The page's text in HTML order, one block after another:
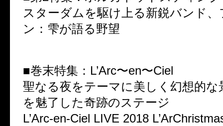
スターダムを駆け上る新鋭バンド
ン：雫が語る野望
■巻末特集：L’Arc〜en〜Ciel
聖なる夜をテーマに美しく幻想的な
を魅了した奇跡のステージ
L’Arc-en-Ciel LIVE 2018